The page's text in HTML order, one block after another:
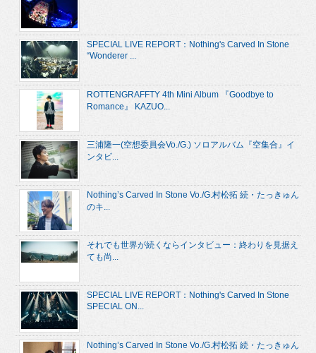
SPECIAL LIVE REPORT：Nothing's Carved In Stone
“Wonderer ...
ROTTENGRAFFTY 4th Mini Album 『Goodbye to
Romance』 KAZUO...
三浦隆一(空想委員会Vo./G.) ソロアルバム『空集合』イ
ンタビ...
Nothing’s Carved In Stone Vo./G.村松拓 続・たっきゅん
のキ...
それでも世界が続くならインタビュー：終わりを見据え
ても尚...
SPECIAL LIVE REPORT：Nothing's Carved In Stone
SPECIAL ON...
Nothing’s Carved In Stone Vo./G.村松拓 続・たっきゅん